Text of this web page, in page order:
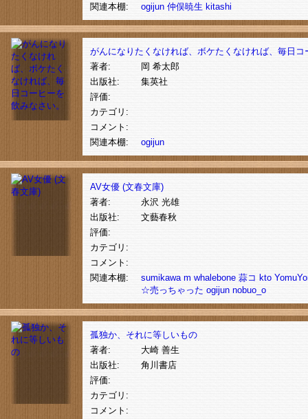
関連本棚:
ogijun 仲俣暁生 kitashi
がんになりたくなければ、ボケたくなければ、毎日コ
著者:
岡 希太郎
出版社:
集英社
評価:
カテゴリ:
コメント:
関連本棚:
ogijun
AV女優 (文春文庫)
著者:
永沢 光雄
出版社:
文藝春秋
評価:
カテゴリ:
コメント:
関連本棚:
sumikawa m whalebone 蒜コ kto
☆売っちゃった ogijun nobuo_o
孤独か、それに等しいもの
著者:
大崎 善生
出版社:
角川書店
評価:
カテゴリ:
コメント: